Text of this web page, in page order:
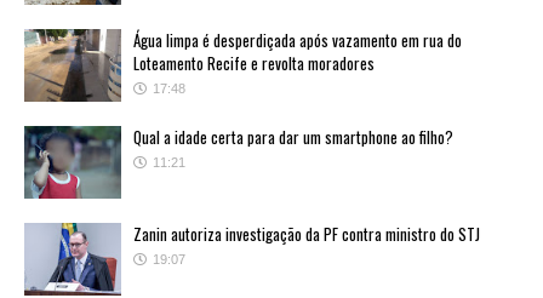
Água limpa é desperdiçada após vazamento em rua do
Loteamento Recife e revolta moradores
17:48
Qual a idade certa para dar um smartphone ao filho?
11:21
Zanin autoriza investigação da PF contra ministro do STJ
19:07